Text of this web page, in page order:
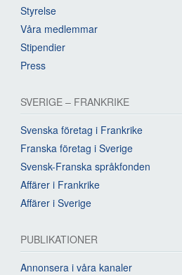
Styrelse
Våra medlemmar
Stipendier
Press
SVERIGE – FRANKRIKE
Svenska företag i Frankrike
Franska företag i Sverige
Svensk-Franska språkfonden
Affärer i Frankrike
Affärer i Sverige
PUBLIKATIONER
Annonsera i våra kanaler